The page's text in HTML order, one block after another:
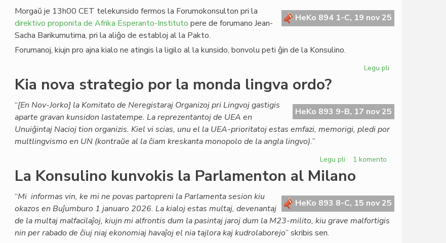
HeKo 894 1-C, 19 nov 25
Morgaŭ je 13h00 CET telekunsido fermos la Forumokonsulton pri la
direktivo proponita de Afrika Esperanto-Instituto pere de forumano Jean-
Sacha Barikumutima, pri la aliĝo de establoj al la Pakto.
Forumanoj, kiujn pro ajna kialo ne atingis la ligilo al la kunsido, bonvolu peti ĝin de la Konsulino.
Legu pli
Forumokonsulto
pri
direktivo
Kia nova strategio por la monda lingva ordo?
HeKo 893 9-B, 17 nov 25
“[En Nov-Jorko] la Komitato de Neregistaraj Organizoj pri Lingvoj gastigis
aparte gravan kunsidon lastatempe. La reprezentantoj de UEA en
Unuiĝintaj Nacioj tion organizis. Kiel vi scias, unu el la UEA-prioritatoj estas emfazi, memorigi, pledi por
multlingvismo en UN (kontraŭe al la ĉiam kreskanta monopolo de la angla lingvo).”
Legu pli
nova
por
la
monda
1 komento
La Konsulino kunvokis la Parlamenton al Milano
HeKo 893 8-C, 15 nov 25
“Mi informas vin, ke mi ne povas partopreni la Parlamenta sesion kiu
okazos en Buĵumburo 1 januaro 2026. La kialoj estas multaj, devenantaj
de la multaj malfacilaĵoj, kiujn mi alfrontis dum la pasintaj jaroj dum la M23-milito, kiu grave malfortigis
nin per rabado de ĉiuj niaj ekonomiaj havaĵoj el nia tajlora kaj kudrolaborejo” skribis sen.